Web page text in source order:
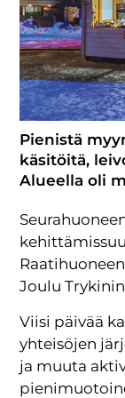
Pienistä
käsitöitä,
Alueella oli
Joulu
Viisi päivää
yhteisöjen
ja muuta